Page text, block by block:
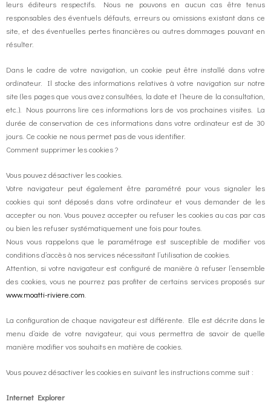
leurs éditeurs respectifs. Nous ne pouvons en aucun cas être tenus
responsables des éventuels défauts, erreurs ou omissions existant dans ce
site, et des éventuelles pertes financières ou autres dommages pouvant en
résulter.
Dans le cadre de votre navigation, un cookie peut être installé dans votre
ordinateur. Il stocke des informations relatives à votre navigation sur notre
site (les pages que vous avez consultées, la date et l’heure de la consultation,
etc.). Nous pourrons lire ces informations lors de vos prochaines visites. La
durée de conservation de ces informations dans votre ordinateur est de 30
jours. Ce cookie ne nous permet pas de vous identifier.
Comment supprimer les cookies ?
Vous pouvez désactiver les cookies.
Votre navigateur peut également être paramétré pour vous signaler les
cookies qui sont déposés dans votre ordinateur et vous demander de les
accepter ou non. Vous pouvez accepter ou refuser les cookies au cas par cas
ou bien les refuser systématiquement une fois pour toutes.
Nous vous rappelons que le paramétrage est susceptible de modifier vos
conditions d’accès à nos services nécessitant l’utilisation de cookies.
Attention, si votre navigateur est configuré de manière à refuser l’ensemble
des cookies, vous ne pourrez pas profiter de certains services proposés sur
www.moatti-riviere.com
La configuration de chaque navigateur est différente. Elle est décrite dans le
menu d’aide de votre navigateur, qui vous permettra de savoir de quelle
manière modifier vos souhaits en matière de cookies.
Vous pouvez désactiver les cookies en suivant les instructions comme suit :
Internet Explorer